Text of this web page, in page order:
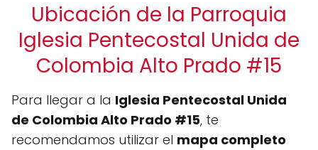
Ubicación de la Parroquia
Iglesia Pentecostal Unida de
Colombia Alto Prado #15
Para llegar a la Iglesia Pentecostal Unida
de Colombia Alto Prado #15, te
recomendamos utilizar el mapa completo